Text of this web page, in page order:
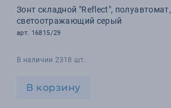
Зонт складной "Reflect", полуавтомат,
светоотражающий серый
арт. 16815/29
В наличии 2318 шт.
В корзину